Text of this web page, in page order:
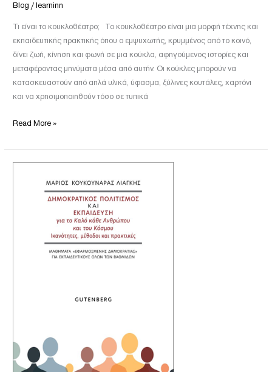
Blog /learninn
Τι είναι το κουκλοθέατρο; Το κουκλοθέατρο είναι μια μορφή τέχνης και
εκπαιδευτικής πρακτικής όπου ο εμψυχωτής, κρυμμένος από το κοινό,
δίνει ζωή, κίνηση και φωνή σε μια κούκλα, αφηγούμενος ιστορίες και
μεταφέροντας μηνύματα μέσα από αυτήν. Οι κούκλες μπορούν να
κατασκευαστούν από απλά υλικά, ύφασμα, ξύλινες κουτάλες, χαρτόνι
και να χρησιμοποιηθούν τόσο σε τυπικά
Read More »
Πολιτισμός